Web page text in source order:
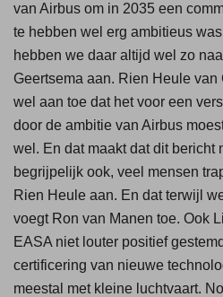
van Airbus om in 2035 een
te hebben wel erg ambitieus
hebben we daar altijd wel zo
Geertsema aan. Rien Heule
wel aan toe dat het voor een
door de ambitie van Airbus
wel. En dat maakt dat dit bericht
begrijpelijk ook, veel mensen
Rien Heule aan. En dat terwijl
voegt Ron van Manen toe. Ook
EASA niet louter positief
certificering van nieuwe
meestal met kleine luchtvaart.